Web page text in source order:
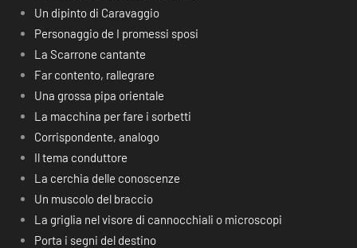
Un dipinto di Caravaggio
Personaggio de I promessi sposi
La Scarrone cantante
Far contento, rallegrare
Una grossa pipa orientale
La macchina per fare i sorbetti
Corrispondente, analogo
Il tema conduttore
La cerchia delle conoscenze
Un muscolo del braccio
La griglia nel visore di cannocchiali o microscopi
Porta i segni del destino